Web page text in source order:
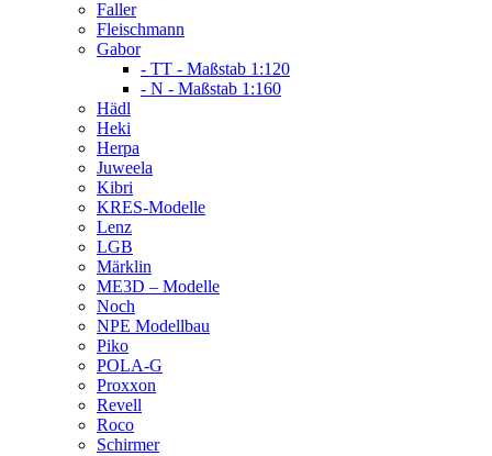
Faller
Fleischmann
Gabor
- TT - Maßstab 1:120
- N - Maßstab 1:160
Hädl
Heki
Herpa
Juweela
Kibri
KRES-Modelle
Lenz
LGB
Märklin
ME3D – Modelle
Noch
NPE Modellbau
Piko
POLA-G
Proxxon
Revell
Roco
Schirmer